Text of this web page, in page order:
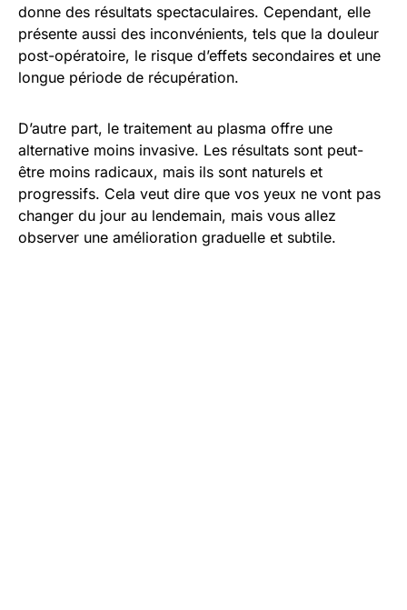
donne des résultats spectaculaires. Cependant, elle
présente aussi des inconvénients, tels que la douleur
post-opératoire, le risque d’effets secondaires et une
longue période de récupération.
D’autre part, le traitement au plasma offre une
alternative moins invasive. Les résultats sont peut-
être moins radicaux, mais ils sont naturels et
progressifs. Cela veut dire que vos yeux ne vont pas
changer du jour au lendemain, mais vous allez
observer une amélioration graduelle et subtile.